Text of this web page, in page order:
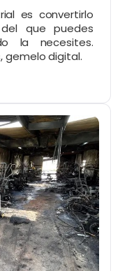
es convertirlo
que puedes
la necesites.
gemelo digital.